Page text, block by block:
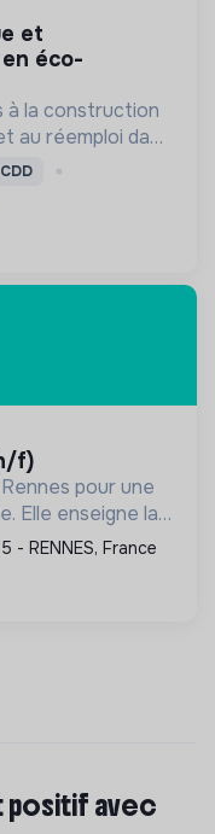
éco-
à la construction
au réemploi dans
à des
CDD
f)
pour une
Elle enseigne la
l'autonomie et
- RENNES, France
positif avec